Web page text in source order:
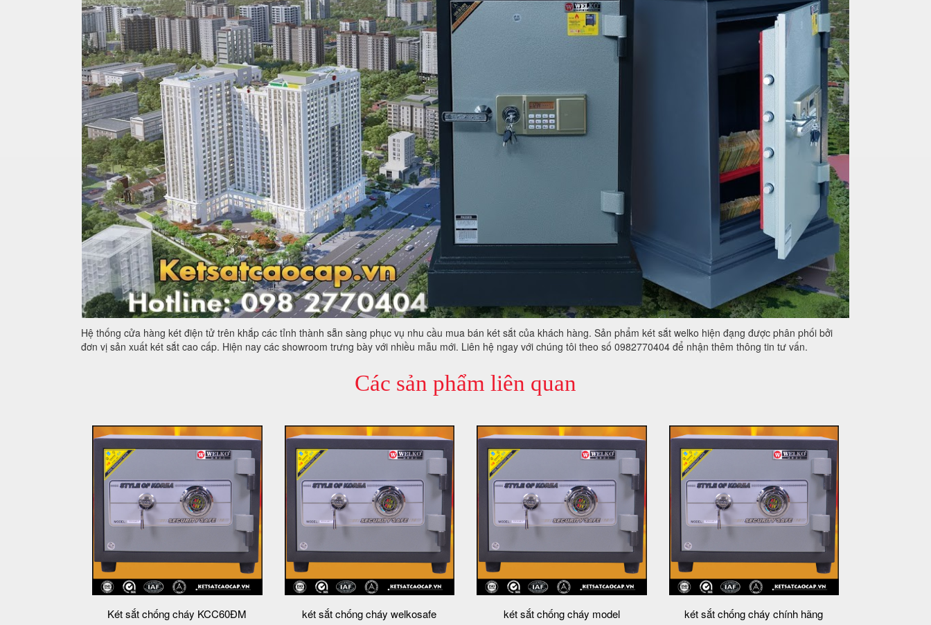
Hệ thống cửa hàng két điện tử trên khắp các tỉnh thành sẵn sàng phục vụ nhu cầu mua bán két sắt của khách hàng. Sản phẩm két sắt welko hiện đạng được phân phối bởi
đơn vị sản xuất két sắt cao cấp. Hiện nay các showroom trưng bày với nhiều mẫu mới. Liên hệ ngay với chúng tôi theo số 0982770404 để nhận thêm thông tin tư vấn.
Các sản phẩm liên quan
Két sắt chống cháy KCC60ĐM
két sắt chống cháy welkosafe
két sắt chống cháy model
két sắt chống cháy chính hãng